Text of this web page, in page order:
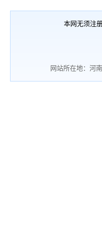
本网无须注
网站所在地：河